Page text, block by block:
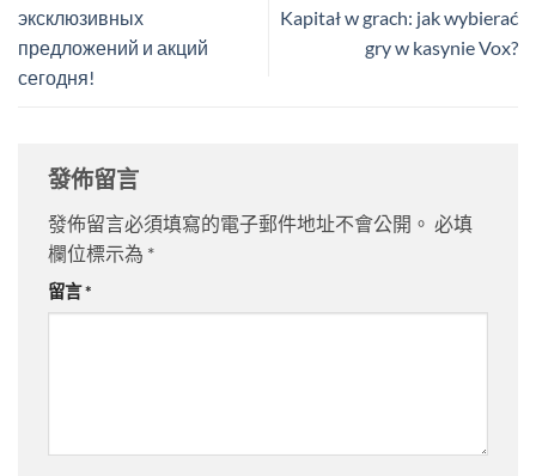
эксклюзивных
предложений и акций
сегодня!
Kapitał w grach: jak wybierać
gry w kasynie Vox?
發佈留言
發佈留言必須填寫的電子郵件地址不會公開。 必填
欄位標示為 *
留言*